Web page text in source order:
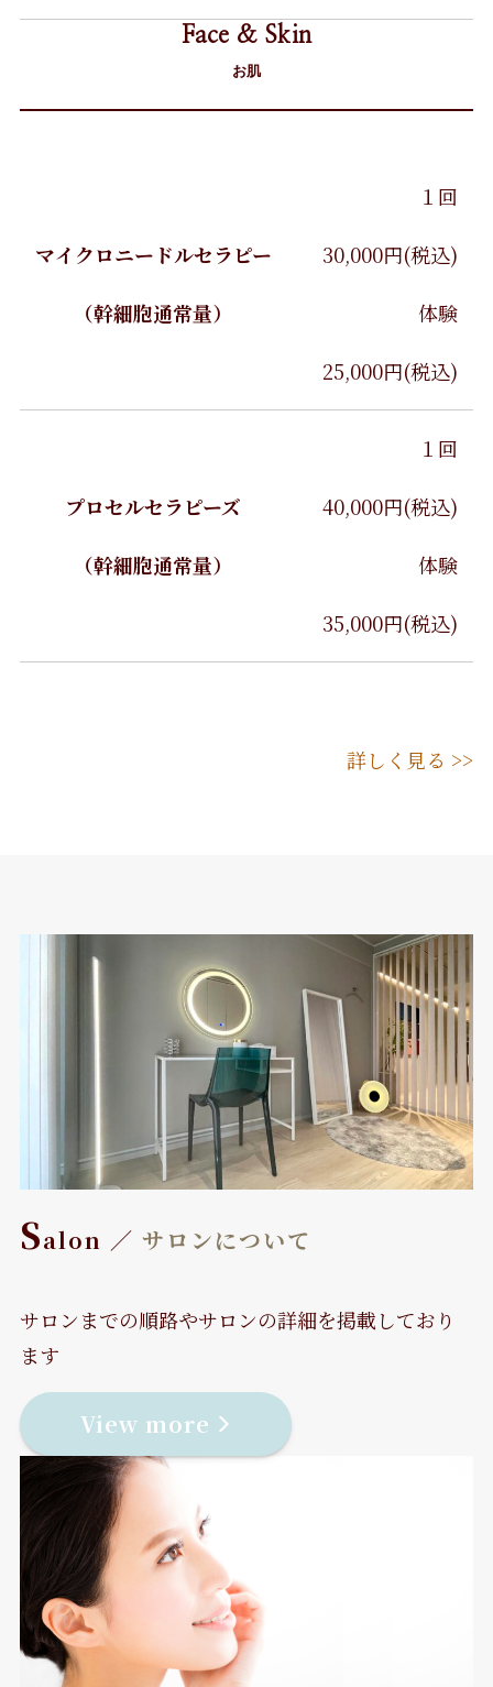
Face & Skin
お肌
マイクロニードルセラピー
（幹細胞通常量）
１回
30,000円(税込)
体験
25,000円(税込)
プロセルセラピーズ
（幹細胞通常量）
１回
40,000円(税込)
体験
35,000円(税込)
詳しく見る >>
Salon ／ サロンについて
サロンまでの順路やサロンの詳細を掲載しており
ます
View more